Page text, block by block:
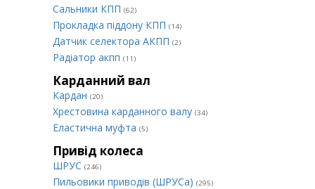
Сальники КПП (62)
Прокладка піддону КПП (14)
Датчик селектора АКПП (2)
Радіатор акпп (11)
Карданний вал
Кардан (20)
Хрестовина карданного валу (34)
Еластична муфта (5)
Привід колеса
ШРУС (246)
Пильовики приводів (ШРУСа) (295)